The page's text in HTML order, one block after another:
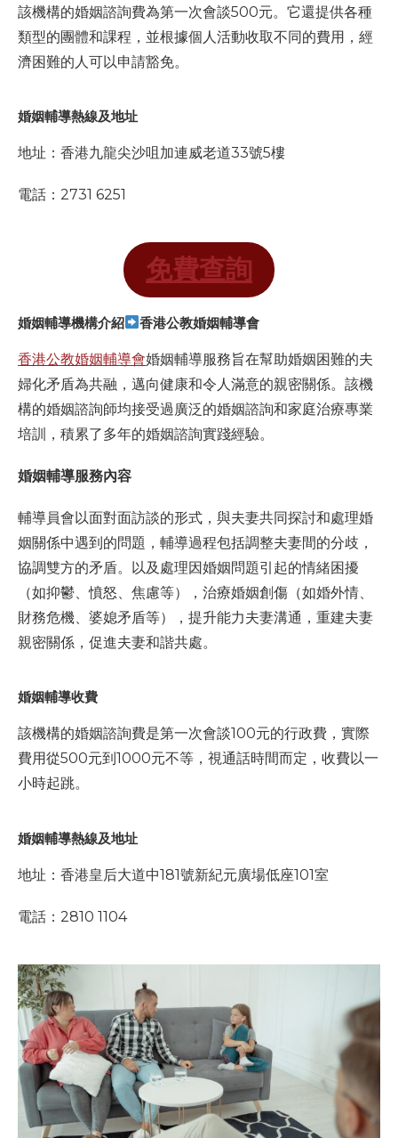
該機構的婚姻諮詢費為第一次會談500元。它還提供各種
類型的團體和課程，並根據個人活動收取不同的費用，經
濟困難的人可以申請豁免。
婚姻輔導熱線及地址
地址：香港九龍尖沙咀加連威老道33號5樓
電話：2731 6251
免費查詢
婚姻輔導機構介紹 香港公教婚姻輔導會
香港公教婚姻輔導會婚姻輔導服務旨在幫助婚姻困難的夫
婦化矛盾為共融，邁向健康和令人滿意的親密關係。該機
構的婚姻諮詢師均接受過廣泛的婚姻諮詢和家庭治療專業
培訓，積累了多年的婚姻諮詢實踐經驗。
婚姻輔導服務內容
輔導員會以面對面訪談的形式，與夫妻共同探討和處理婚
姻關係中遇到的問題，輔導過程包括調整夫妻間的分歧，
協調雙方的矛盾。以及處理因婚姻問題引起的情緒困擾
（如抑鬱、憤怒、焦慮等），治療婚姻創傷（如婚外情、
財務危機、婆媳矛盾等），提升能力夫妻溝通，重建夫妻
親密關係，促進夫妻和諧共處。
婚姻輔導收費
該機構的婚姻諮詢費是第一次會談100元的行政費，實際
費用從500元到1000元不等，視通話時間而定，收費以一
小時起跳。
婚姻輔導熱線及地址
地址：香港皇后大道中181號新紀元廣場低座101室
電話：2810 1104